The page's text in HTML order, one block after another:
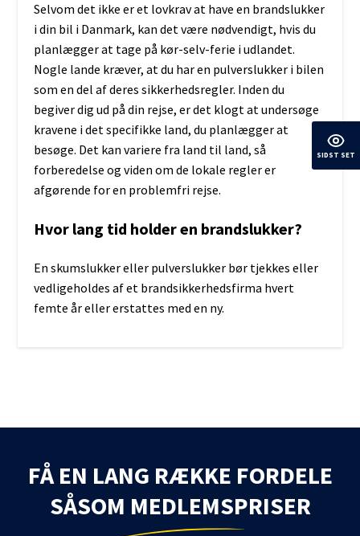
Selvom det ikke er et lovkrav at have en brandslukker
i din bil i Danmark, kan det være nødvendigt, hvis du
planlægger at tage på kør-selv-ferie i udlandet.
Nogle lande kræver, at du har en pulverslukker i bilen
som en del af deres sikkerhedsregler. Inden du
begiver dig ud på din rejse, er det klogt at undersøge
kravene i det specifikke land, du planlægger at
besøge. Det kan variere fra land til land, så
forberedelse og viden om de lokale regler er
afgørende for en problemfri rejse.
Hvor lang tid holder en brandslukker?
En skumslukker eller pulverslukker bør tjekkes eller
vedligeholdes af et brandsikkerhedsfirma hvert
femte år eller erstattes med en ny.
FÅ EN LANG RÆKKE FORDELE
SÅSOM MEDLEMSPRISER
SIDST SET